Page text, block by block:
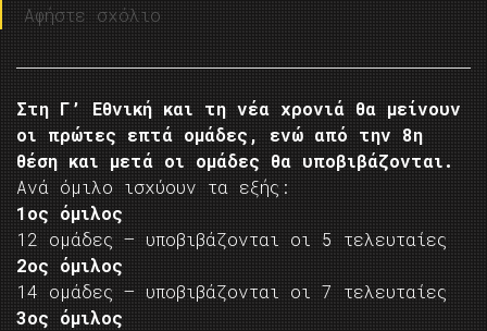
Αφήστε σχόλιο
Στη Γ’ Εθνική και τη νέα χρονιά θα μείνουν
οι πρώτες επτά ομάδες, ενώ από την 8η
θέση και μετά οι ομάδες θα υποβιβάζονται.
Ανά όμιλο ισχύουν τα εξής:
1ος όμιλος
12 ομάδες – υποβιβάζονται οι 5 τελευταίες
2ος όμιλος
14 ομάδες – υποβιβάζονται οι 7 τελευταίες
3ος όμιλος